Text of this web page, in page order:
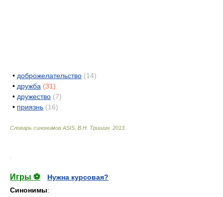
• доброжелательство (14)
• дружба (31)
• дружество (7)
• приязнь (16)
Словарь синонимов ASIS. В.Н. Тришин 2013
Игры ⚽
Нужна курсовая?
Синонимы: